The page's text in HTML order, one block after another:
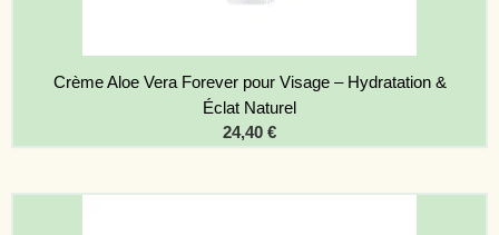
Crème Aloe Vera Forever pour Visage – Hydratation &
Éclat Naturel
24,40 €